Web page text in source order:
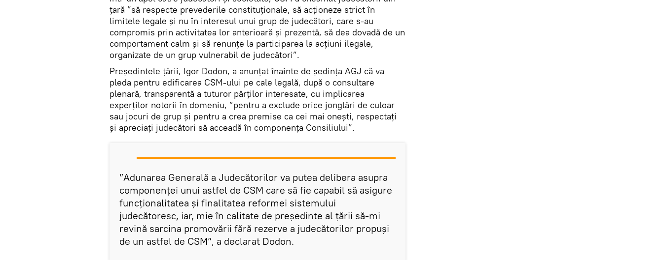
țară ”să respecte prevederile constituționale, să acționeze strict în
limitele legale și nu în interesul unui grup de judecători, care s-au
compromis prin activitatea lor anterioară și prezentă, să dea dovadă de un
comportament calm şi să renunțe la participarea la acțiuni ilegale,
organizate de un grup vulnerabil de judecători”.
Președintele țării, Igor Dodon, a anunțat înainte de ședința AGJ că va
pleda pentru edificarea CSM-ului pe cale legală, după o consultare
plenară, transparentă a tuturor părților interesate, cu implicarea
experților notorii în domeniu, ”pentru a exclude orice jonglări de culoar
sau jocuri de grup și pentru a crea premise ca cei mai onești, respectați
și apreciați judecători să acceadă în componența Consiliului”.
”Adunarea Generală a Judecătorilor va putea delibera asupra
componenței unui astfel de CSM care să fie capabil să asigure
funcționalitatea și finalitatea reformei sistemului
judecătoresc, iar, mie în calitate de președinte al țării să-mi
revină sarcina promovării fără rezerve a judecătorilor propuși
de un astfel de CSM”, a declarat Dodon.